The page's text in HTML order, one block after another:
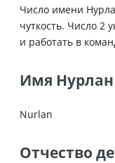
Число имени
чуткость. Число 2
и работать в
Имя Нурлан
Nurlan
Отчество